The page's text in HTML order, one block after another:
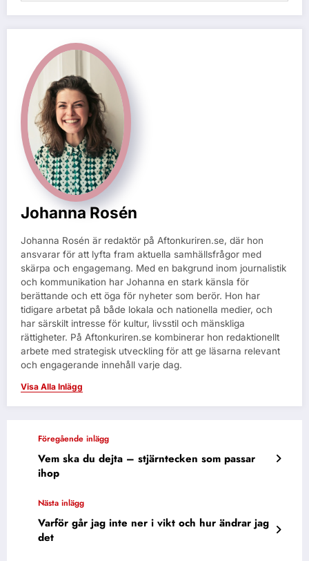
Johanna Rosén
Johanna Rosén är redaktör på Aftonkuriren.se, där hon
ansvarar för att lyfta fram aktuella samhällsfrågor med
skärpa och engagemang. Med en bakgrund inom journalistik
och kommunikation har Johanna en stark känsla för
berättande och ett öga för nyheter som berör. Hon har
tidigare arbetat på både lokala och nationella medier, och
har särskilt intresse för kultur, livsstil och mänskliga
rättigheter. På Aftonkuriren.se kombinerar hon redaktionellt
arbete med strategisk utveckling för att ge läsarna relevant
och engagerande innehåll varje dag.
Visa Alla Inlägg
Föregående inlägg
Vem ska du dejta – stjärntecken som passar
ihop
Nästa inlägg
Varför går jag inte ner i vikt och hur ändrar jag
det